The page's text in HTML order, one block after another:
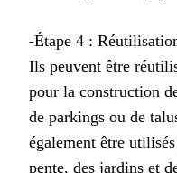
-Étape 4 :
Ils peuvent être
pour la construction
de parkings ou de
également être
pente, des jardins et